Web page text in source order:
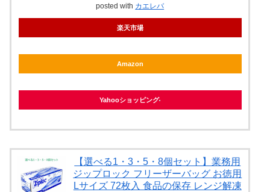
posted with カエレバ
楽天市場
Amazon
Yahooショッピング
【選べる1・3・5・8個セット】業務用
ジップロック フリーザーバッグ お徳用
Lサイズ 72枚入 食品の保存 レンジ解凍